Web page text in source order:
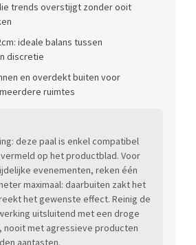
trends overstijgt zonder ooit
ideale balans tussen
discretie
en overdekt buiten voor
ruimtes
deze paal is enkel compatibel
op het productblad. Voor
evenementen, reken één
maximaal: daarbuiten zakt het
het gewenste effect. Reinig de
uitsluitend met een droge
nooit met agressieve producten
aantasten.